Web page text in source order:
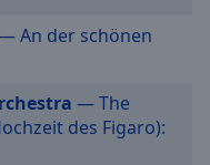
An der schönen
— The
des Figaro):